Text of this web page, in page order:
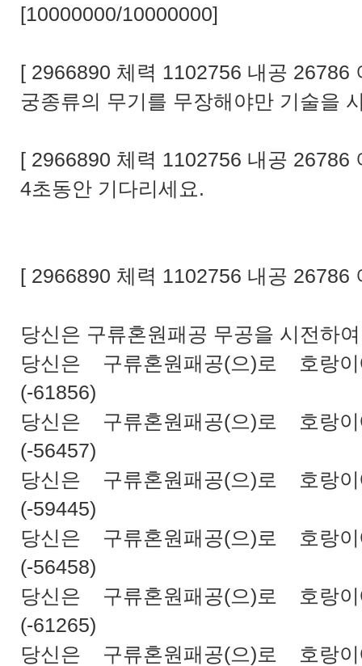
[10000000/10000000]
[ 2966890 체력 1102756 내공 26786
궁종류의 무기를 무장해야만 기술을
[ 2966890 체력 1102756 내공 26786
4초동안 기다리세요.
[ 2966890 체력 1102756 내공 26786
당신은 구류혼원패공 무공을 시전하
당신은 구류혼원패공(으)로 호랑
(-61856)
당신은 구류혼원패공(으)로 호랑
(-56457)
당신은 구류혼원패공(으)로 호랑
(-59445)
당신은 구류혼원패공(으)로 호랑
(-56458)
당신은 구류혼원패공(으)로 호랑
(-61265)
당신은 구류혼원패공(으)로 호랑